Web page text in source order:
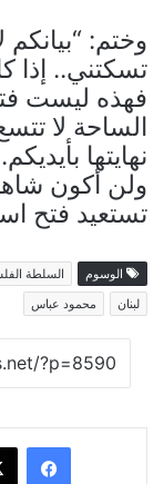
وختم: “بيانكم
تسكتني.. إذا
فهذه ليست
الساحة لا
نهايتها
ولن أكون
تستعيد فتح
الوسوم السلطة
لبنان
محمود عباس